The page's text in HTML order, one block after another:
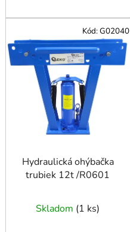
Hydraulická ohýbačka
trubiek 12t /R0601
Skladom (1 ks)
Kód:G02040